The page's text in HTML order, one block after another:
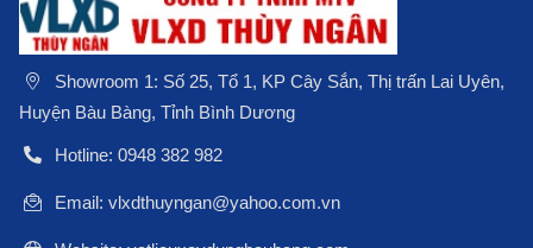
Showroom 1: Số 25, Tổ 1, KP Cây Sắn, Thị trấn Lai Uyên,
Huyện Bàu Bàng, Tỉnh Bình Dương
Hotline: 0948 382 982
Email: vlxdthuyngan@yahoo.com.vn